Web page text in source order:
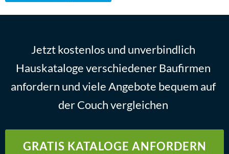
Jetzt kostenlos und unverbindlich
Hauskataloge verschiedener Baufirmen
anfordern und viele Angebote bequem auf
der Couch vergleichen
GRATIS KATALOGE ANFORDERN